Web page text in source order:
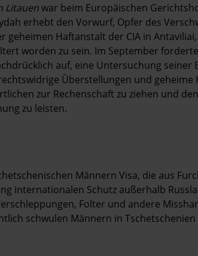
Litauenwar beim Europäischen
erhebt den Vorwurf, Opfer des
geheimen Haftanstalt der CIA in
worden zu sein. Im September
auf, eine Untersuchung seiner
Überstellungen und
zur Rechenschaft zu ziehen und
zu leisten.
Männern Visa, die aus
internationalen Schutz außerhalb
Folter und andere
schwulen Männern in